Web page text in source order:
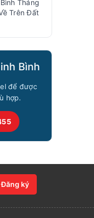
Tháng
Trên Đất
Bình
để được
hợp.
Đăng ký